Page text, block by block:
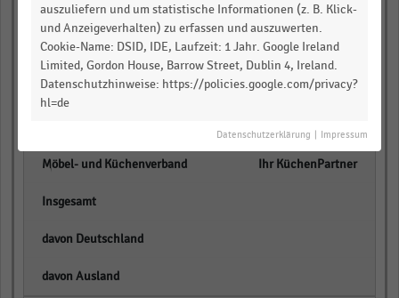
Garant Küchen-Areal
empty
empty
Ihr KüchenPartner
auszuliefern und um statistische Informationen (z. B. Klick-
und Anzeigeverhalten) zu erfassen und auszuwerten.
Cookie-Name: DSID, IDE, Laufzeit: 1 Jahr. Google Ireland
Limited, Gordon House, Barrow Street, Dublin 4, Ireland.
Datenschutzhinweise: https://policies.google.com/privacy?
hl=de
Datenschutzerklärung Impressum